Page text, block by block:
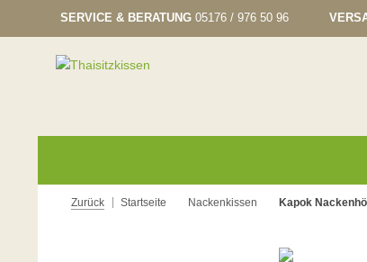
SERVICE & BERATUNG 05176 / 976 50 96
Zurück Startseite Nackenkissen Kapok